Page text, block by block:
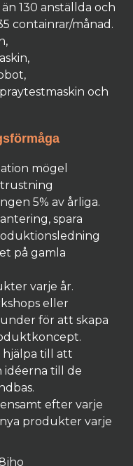
130 anställda och
containrar/månad.
och
mögel
5% av årliga.
spara
på gamla
varje år.
eller
för att skapa
hjälpa till att
idéerna till de
efter varje
produkter varje